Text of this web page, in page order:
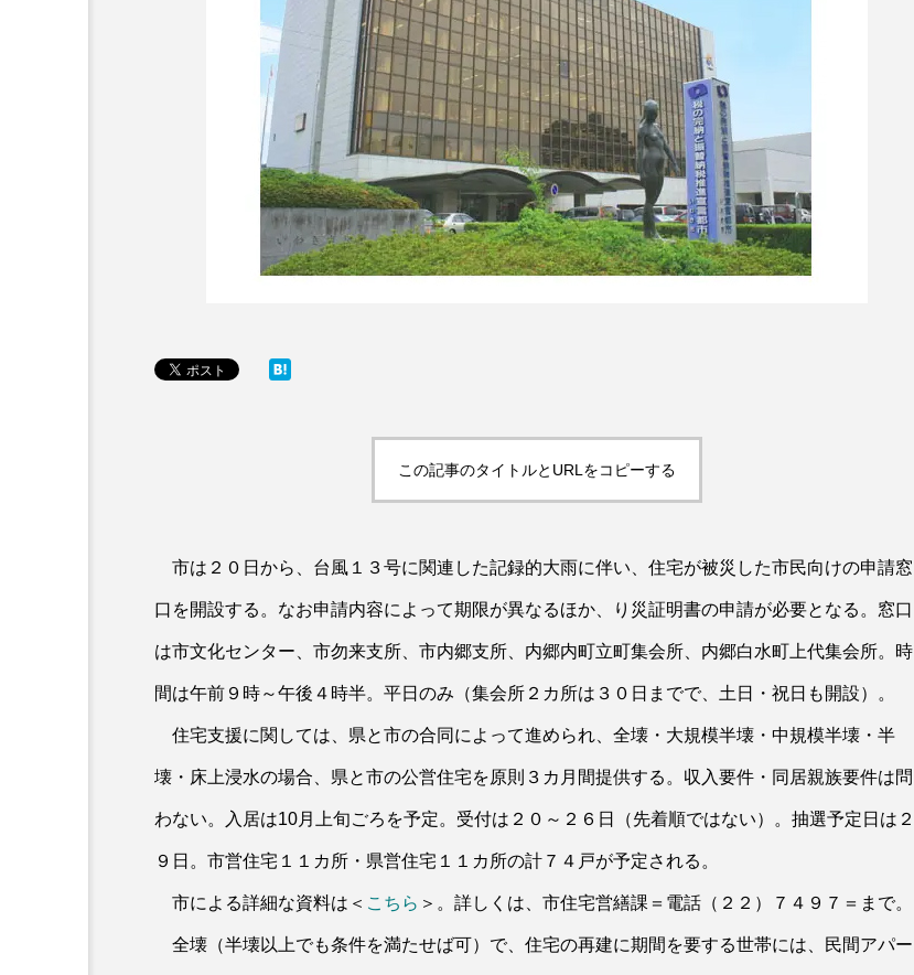
この記事のタイトルとURLをコピーする
市は２０日から、台風１３号に関連した記録的大雨に伴い、住宅が被災した市民向けの申請窓
口を開設する。なお申請内容によって期限が異なるほか、り災証明書の申請が必要となる。窓口
は市文化センター、市勿来支所、市内郷支所、内郷内町立町集会所、内郷白水町上代集会所。時
間は午前９時～午後４時半。平日のみ（集会所２カ所は３０日までで、土日・祝日も開設）。
住宅支援に関しては、県と市の合同によって進められ、全壊・大規模半壊・中規模半壊・半
壊・床上浸水の場合、県と市の公営住宅を原則３カ月間提供する。収入要件・同居親族要件は問
わない。入居は10月上旬ごろを予定。受付は２０～２６日（先着順ではない）。抽選予定日は２
９日。市営住宅１１カ所・県営住宅１１カ所の計７４戸が予定される。
市による詳細な資料は＜ こちら ＞。詳しくは、市住宅営繕課＝電話（２２）７４９７＝まで。
全壊（半壊以上でも条件を満たせば可）で、住宅の再建に期間を要する世帯には、民間アパー